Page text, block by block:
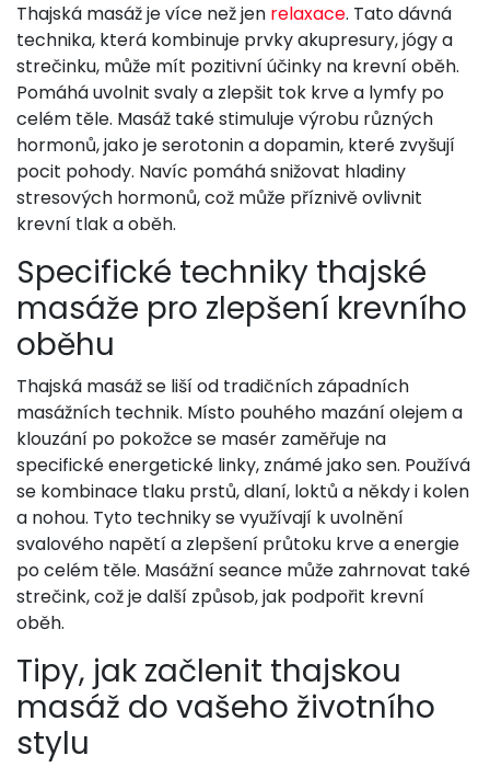
Thajská masáž je více než jen relaxace. Tato dávná
technika, která kombinuje prvky akupresury, jógy a
strečinku, může mít pozitivní účinky na krevní oběh.
Pomáhá uvolnit svaly a zlepšit tok krve a lymfy po
celém těle. Masáž také stimuluje výrobu různých
hormonů, jako je serotonin a dopamin, které zvyšují
pocit pohody. Navíc pomáhá snižovat hladiny
stresových hormonů, což může příznivě ovlivnit
krevní tlak a oběh.
Specifické techniky thajské
masáže pro zlepšení krevního
oběhu
Thajská masáž se liší od tradičních západních
masážních technik. Místo pouhého mazání olejem a
klouzání po pokožce se masér zaměřuje na
specifické energetické linky, známé jako sen. Používá
se kombinace tlaku prstů, dlaní, loktů a někdy i kolen
a nohou. Tyto techniky se využívají k uvolnění
svalového napětí a zlepšení průtoku krve a energie
po celém těle. Masážní seance může zahrnovat také
strečink, což je další způsob, jak podpořit krevní
oběh.
Tipy, jak začlenit thajskou
masáž do vašeho životního
stylu